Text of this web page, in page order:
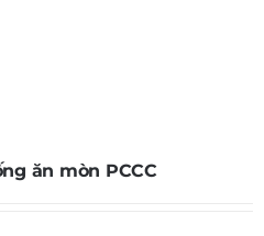
ăn mòn PCCC